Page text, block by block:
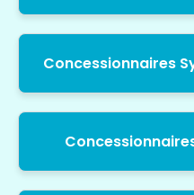
Concessionnaires